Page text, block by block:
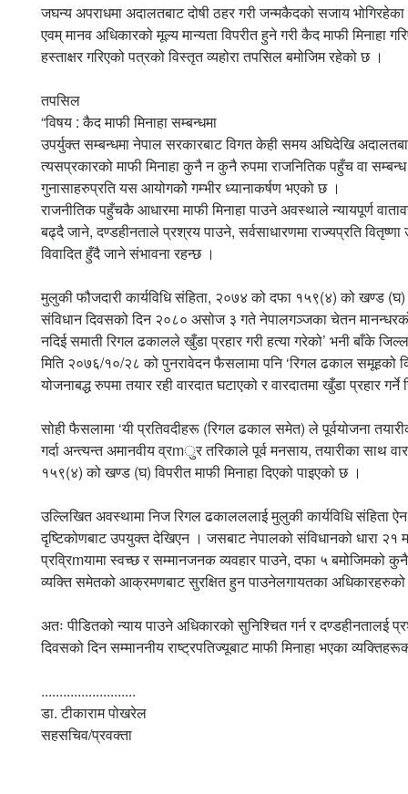
जघन्य अपराधमा अदालतबाट दोषी ठहर गरी जन्मकैदको सजाय
एवम् मानव अधिकारको मूल्य मान्यता विपरीत हुने गरी कैद माफी मिनाहा
हस्ताक्षर गरिएको पत्रको विस्तृत व्यहोरा तपसिल बमोजिम रहेको छ ।
तपसिल
“विषय : कैद माफी मिनाहा सम्बन्धमा
उपर्युक्त सम्बन्धमा नेपाल सरकारबाट विगत केही समय अघिदेखि
त्यसप्रकारको माफी मिनाहा कुनै न कुनै रुपमा राजनितिक पहुँच वा
गुनासाहरुप्रति यस आयोगकोे गम्भीर ध्यानाकर्षण भएको छ ।
राजनीतिक पहुँचकै आधारमा माफी मिनाहा पाउने अवस्थाले न्यायपूर्ण
बढ्दै जाने, दण्डहीनताले प्रश्रय पाउने, सर्वसाधारणमा राज्यप्रति
विवादित हुँदै जाने संभावना रहन्छ ।
मुलुकी फौजदारी कार्यविधि संहिता, २०७४ को दफा १५९(४) को खण्ड (घ)
संविधान दिवसको दिन २०८० असोज ३ गते नेपालगञ्जका चेतन
नदिई समाती रिगल ढकालले खुँडा प्रहार गरी हत्या गरेको’ भनी
मिति २०७६/१०/२८ को पुनरावेदन फैसलामा पनि ‘रिगल ढकाल समूहको
योजनाबद्ध रुपमा तयार रही वारदात घटाएको र वारदातमा खुँडा
सोही फैसलामा ‘यी प्रतिवदीहरू (रिगल ढकाल समेत) ले पूर्वयोजना
गर्दा अन्त्यन्त अमानवीय व्रmुर तरिकाले पूर्व मनसाय, तयारीका साथ
१५९(४) को खण्ड (घ) विपरीत माफी मिनाहा दिएको पाइएको छ ।
उल्लिखित अवस्थामा निज रिगल ढकालललाई मुलुकी कार्यविधि संहिता
दृष्टिकोणबाट उपयुक्त देखिएन । जसबाट नेपालको संविधानको धारा २१
प्रव्रिmयामा स्वच्छ र सम्मानजनक व्यवहार पाउने, दफा ५ बमोजिमको
व्यक्ति समेतको आक्रमणबाट सुरक्षित हुन पाउनेलगायतका
अतः पीडितको न्याय पाउने अधिकारको सुनिश्चित गर्न र दण्डहीनतालई
दिवसको दिन सम्माननीय राष्ट्रपतिज्यूबाट माफी मिनाहा भएका
..........................
डा. टीकाराम पोखरेल
सहसचिव/प्रवक्ता